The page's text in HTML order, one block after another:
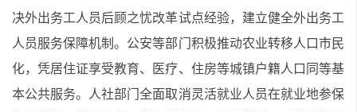
决外出务工人员后顾之忧改革试点经验，建立健全外出务工
人员服务保障机制。公安等部门积极推动农业转移人口市民
化，凭居住证享受教育、医疗、住房等城镇户籍人口同等基
本公共服务。人社部门全面取消灵活就业人员在就业地参保